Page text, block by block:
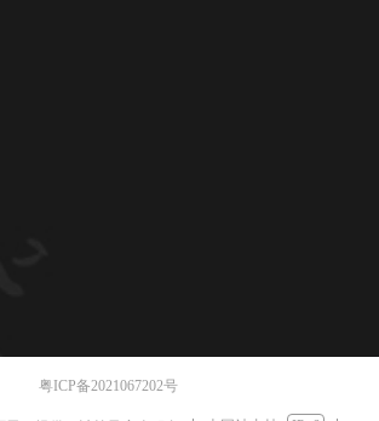
粤ICP备2021067202号